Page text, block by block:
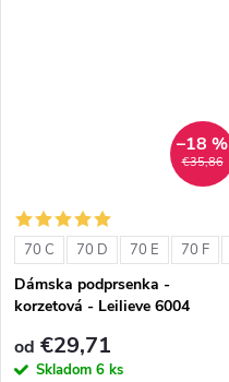
€35,86
–18 %
70 C 70 D 70 E 70 F
Dámska podprsenka -
korzetová - Leilieve 6004
od €29,71
Skladom 6 ks